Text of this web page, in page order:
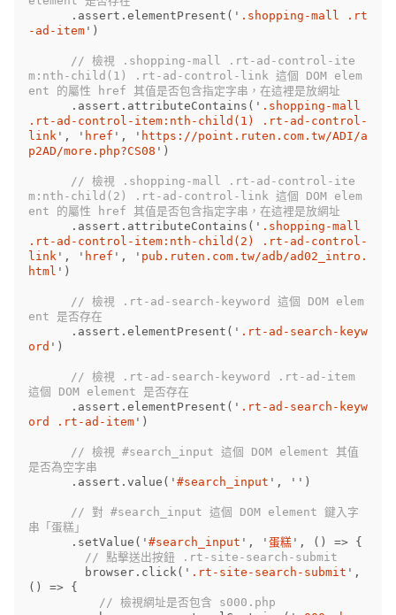
. assert . elementPresent ( ' .shopping-mall .rt
-ad-item ' )
// 檢視 .shopping-mall .rt-ad-control-ite
m:nth-child(1) .rt-ad-control-link 這個 DOM elem
ent 的屬性 href 其值是否包含指定字串，在這裡是放網址
. assert . attributeContains ( ' .shopping-mall
.rt-ad-control-item:nth-child(1) .rt-ad-control-
link ' , ' href ' , ' https://point.ruten.com.tw/ADI/a
p2AD/more.php?CS08 ' )
// 檢視 .shopping-mall .rt-ad-control-ite
m:nth-child(2) .rt-ad-control-link 這個 DOM elem
ent 的屬性 href 其值是否包含指定字串，在這裡是放網址
. assert . attributeContains ( ' .shopping-mall
.rt-ad-control-item:nth-child(2) .rt-ad-control-
link ' , ' href ' , ' pub.ruten.com.tw/adb/ad02_intro.
html ' )
// 檢視 .rt-ad-search-keyword 這個 DOM elem
ent 是否存在
. assert . elementPresent ( ' .rt-ad-search-keyw
ord ' )
// 檢視 .rt-ad-search-keyword .rt-ad-item
這個 DOM element 是否存在
. assert . elementPresent ( ' .rt-ad-search-keyw
ord .rt-ad-item ' )
// 檢視 #search_input 這個 DOM element 其值
是否為空字串
. assert . value ( ' #search_input ' , '' )
// 對 #search_input 這個 DOM element 鍵入字
串「蛋糕」
. setValue ( ' #search_input ' , ' 蛋糕 ' , () => {
// 點擊送出按鈕 .rt-site-search-submit
browser . click( ' .rt-site-search-submit ' ,
()
=> {
// 檢視網址是否包含 s000.php